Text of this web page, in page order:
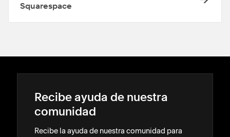
Squarespace
Recibe ayuda de nuestra
comunidad
Recibe la ayuda de nuestra comunidad para